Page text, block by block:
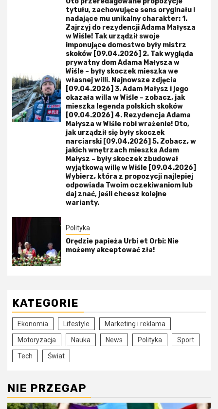
tytułu, zachowujące sens oryginału i
nadające mu unikalny charakter: 1.
Zajrzyj do rezydencji Adama Małysza
w Wiśle! Tak urządził swoje
imponujące domostwo były mistrz
skoków [09.04.2026] 2. Tak wygląda
prywatny dom Adama Małysza w
Wiśle – były skoczek mieszka we
własnej willi. Najnowsze zdjęcia
[09.04.2026] 3. Adam Małysz i jego
okazała willa w Wiśle – zobacz, jak
mieszka legenda polskich skoków
[09.04.2026] 4. Rezydencja Adama
Małysza w Wiśle robi wrażenie! Oto,
jak urządził się były skoczek
narciarski [09.04.2026] 5. Zobacz, w
jakich wnętrzach mieszka Adam
Małysz – były skoczek zbudował
wyjątkową willę w Wiśle [09.04.2026]
Wybierz, która z propozycji najlepiej
odpowiada Twoim oczekiwaniom lub
daj znać, jeśli chcesz kolejne
warianty.
Polityka
Orędzie papieża Urbi et Orbi: Nie
możemy akceptować zła!
KATEGORIE
Ekonomia Lifestyle Marketing i reklama
Motoryzacja Nauka News Polityka Sport
Tech Świat
NIE PRZEGAP